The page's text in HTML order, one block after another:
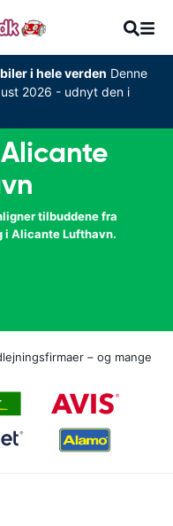
i hele verden Denne
2026 - udnyt den i
tilbuddene fra
i Alicante Lufthavn.
– og mange